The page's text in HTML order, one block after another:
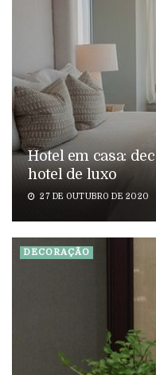
Hotel em casa:
hotel de luxo
27 DE OUTUBRO DE 2020
DECORAÇÃO